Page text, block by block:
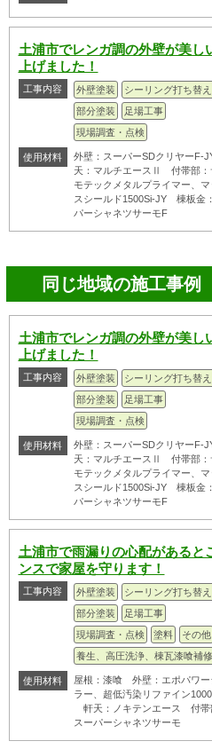
土浦市でレンガ調の外壁が美し
上げました！
工事内容 外壁塗装
シーリング打ち替え
部分塗装
足場工事
現場調査・点検
使用材料
外壁：スーパーSDクリヤーF-
天：マルチエースⅡ 付帯部：
モテックメタルプライマー、マ
スシールド1500Si-JY 棟板金
パーシャネツサーモF
同じ地域の施工事例
土浦市でレンガ調の外壁が美し
上げました！
工事内容 外壁塗装
シーリング打ち替え
部分塗装
足場工事
現場調査・点検
使用材料
外壁：スーパーSDクリヤーF-
天：マルチエースⅡ 付帯部：
モテックメタルプライマー、マ
スシールド1500Si-JY 棟板金
パーシャネツサーモF
土浦市で雨漏りの心配があると
ンスで家屋を守ります！
工事内容 外壁塗装
シーリング打ち替え
部分塗装
足場工事
現場調査・点検
塗料
その他
養生、高圧洗浄、棟瓦漆喰補修
使用材料
屋根：漆喰 外壁：エポパワー
ラー、超低汚染リファイン
軒天：ノキテンエース 付帯
スーパーシャネツサーモ